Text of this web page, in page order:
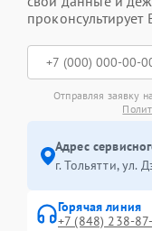
проконсультирует
Отправляя заявку
Адрес
г. Тольятти, ул.
Горячая линия
+7 (848) 238-